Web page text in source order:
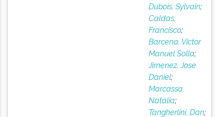
Dubois, Sylvain;
Caldas,
Francisco;
Barcena, Victor
Manuel Solla;
Jimenez, Jose
Daniel;
Marcassa,
Natália;
Tangherlini, Dan;